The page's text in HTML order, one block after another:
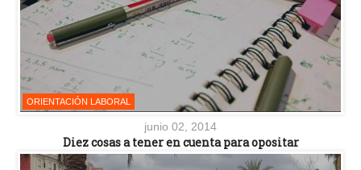
ORIENTACIÓN LABORAL
junio 02, 2014
Diez cosas a tener en cuenta para opositar